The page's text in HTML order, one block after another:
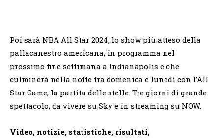
Poi sarà NBA All Star 2024, lo show più atteso della
pallacanestro americana, in programma nel
prossimo fine settimana a Indianapolis e che
culminerà nella notte tra domenica e lunedì con l’All
Star Game, la partita delle stelle. Tre giorni di grande
spettacolo, da vivere su Sky e in streaming su NOW.
Video, notizie, statistiche, risultati,